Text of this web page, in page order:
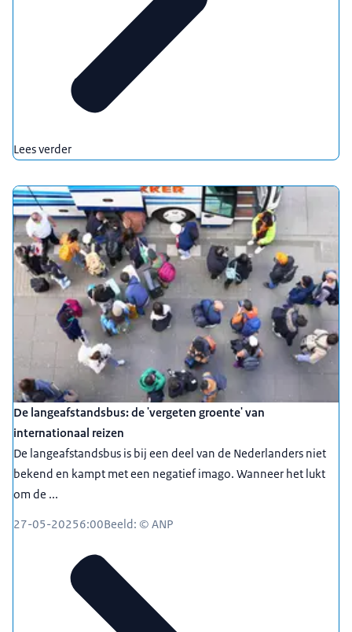
Lees verder
De langeafstandsbus: de 'vergeten groente' van
internationaal reizen
De langeafstandsbus is bij een deel van de Nederlanders niet
bekend en kampt met een negatief imago. Wanneer het lukt
om de ...
27-05-20256:00Beeld: © ANP